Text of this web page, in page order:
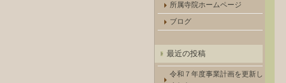
所属寺院ホームページ
ブログ
最近の投稿
令和７年度事業計画を更新し